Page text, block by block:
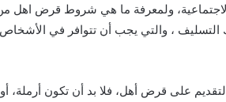
ولمعرفة ما هي شروط قرض اهل
، والتي يجب أن تتوافر في
على قرض أهل، فلا بد أن تكون أرملة،